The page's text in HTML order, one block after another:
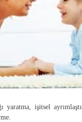
yaratma, işitsel